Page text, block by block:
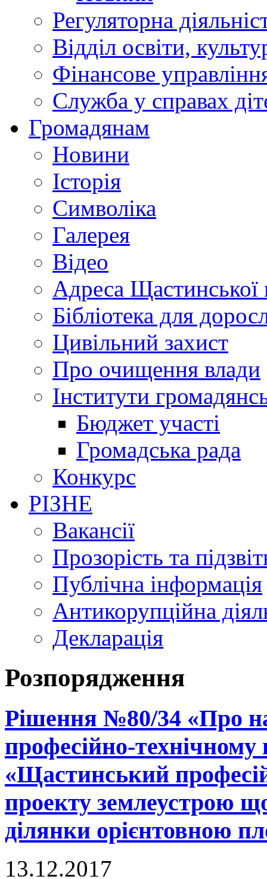
Регуляторна
Відділ освіти,
Фінансове
Служба у справах
Громадянам
Новини
Історія
Символіка
Галерея
Відео
Адреса Щастинської
Бібліотека для
Цивільний захист
Про очищення влади
Інститути
Бюджет участі
Громадська рада
Конкурс
РІЗНЕ
Вакансії
Прозорість та
Публічна інформація
Антикорупційна
Декларація
Розпорядження
Рішення №80/34 «Про
професійно-
«Щастинський
проекту землеустрою
ділянки орієнтовною
13.12.2017